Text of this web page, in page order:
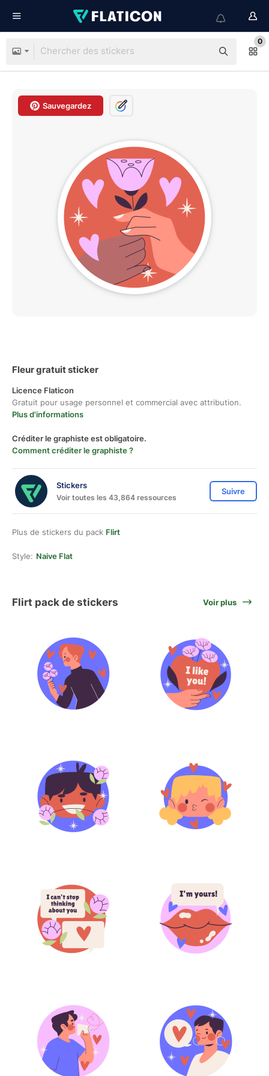
0
Sauvegardez
Fleur gratuit sticker
Licence Flaticon
Gratuit pour usage personnel et commercial avec attribution.
Plus d'informations
Créditer le graphiste est obligatoire.
Comment créditer le graphiste ?
Stickers
Voir toutes les 43,864 ressources
Suivre
Plus de stickers du pack Flirt
Style: Naive Flat
Flirt pack de stickers Voir plus